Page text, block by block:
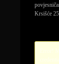
Krsišće